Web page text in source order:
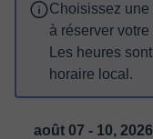
Choisissez une
à réserver votre
Les heures
horaire local.
août 07 - 10, 2026